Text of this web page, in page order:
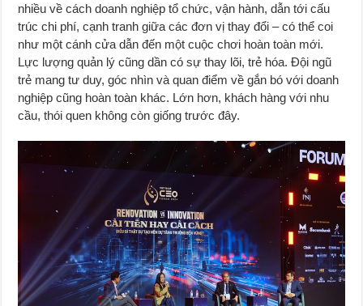
nhiều về cách doanh nghiệp tổ chức, vận hành, dẫn tới cấu
trúc chi phí, cạnh tranh giữa các đơn vị thay đổi – có thể coi
như một cánh cửa dẫn đến một cuộc chơi hoàn toàn mới.
Lực lượng quản lý cũng dần có sự thay lõi, trẻ hóa. Đội ngũ
trẻ mang tư duy, góc nhìn và quan điểm về gắn bó với doanh
nghiệp cũng hoàn toàn khác. Lớn hơn, khách hàng với nhu
cầu, thói quen không còn giống trước đây.